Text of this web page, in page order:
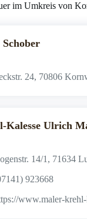
im Umkreis von
Schober
24, 70806
Kalesse Ulrich
14/1, 71634
923668
www.maler-krehl-